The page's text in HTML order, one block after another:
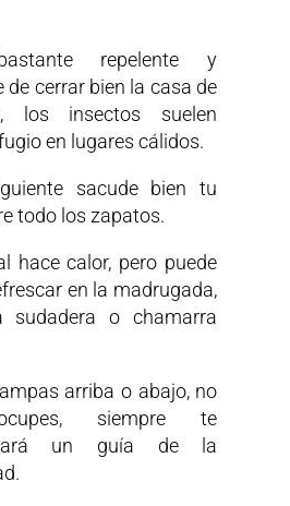
repelente y
de cerrar bien la casa de
los insectos suelen
en lugares cálidos.
sacude bien tu
todo los zapatos.
hace calor, pero puede
en la madrugada,
sudadera o chamarra
arriba o abajo, no
siempre te
un guía de la